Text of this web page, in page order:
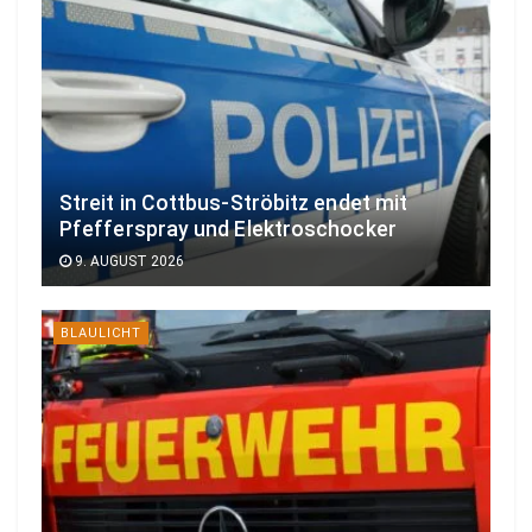
Streit in Cottbus-Ströbitz endet mit
Pfefferspray und Elektroschocker
9. AUGUST 2026
BLAULICHT